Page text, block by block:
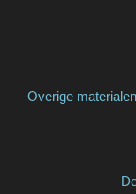
Overige